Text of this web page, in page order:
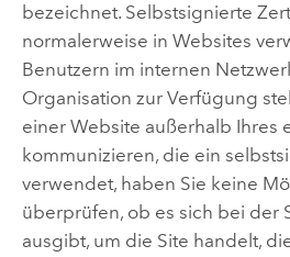
bezeichnet. Selbstsignierte
normalerweise in Websites
Benutzern im internen
Organisation zur Verfügung
einer Website außerhalb Ihres
kommunizieren, die ein
verwendet, haben Sie keine
überprüfen, ob es sich bei der
ausgibt, um die Site handelt,